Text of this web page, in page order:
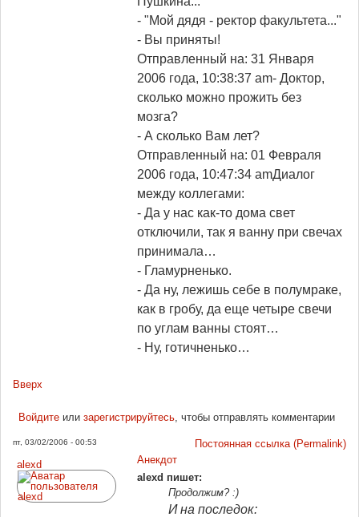
- "Мой дядя - ректор факультета..."
- Вы приняты!
Отправленный на: 31 Января
2006 года, 10:38:37 am- Доктор,
сколько можно прожить без
мозга?
- А сколько Вам лет?
Отправленный на: 01 Февраля
2006 года, 10:47:34 amДиалог
между коллегами:
- Да у нас как-то дома свет
отключили, так я ванну при свечах
принимала…
- Гламурненько.
- Да ну, лежишь себе в полумраке,
как в гробу, да еще четыре свечи
по углам ванны стоят…
- Ну, готичненько…
Вверх
Войдитеили зарегистрируйтесь, чтобы отправлять комментарии
пт, 03/02/2006 - 00:53
Постоянная ссылка (Permalink)
alexd
Анекдот
alexd пишет:
Продолжим? :)
И на последок: